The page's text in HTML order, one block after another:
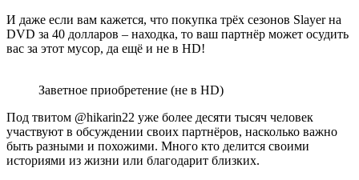
И даже если вам кажется, что покупка трёх сезонов Slayer на
DVD за 40 долларов – находка, то ваш партнёр может осудить
вас за этот мусор, да ещё и не в HD!
Заветное приобретение (не в HD)
Под твитом @hikarin22 уже более десяти тысяч человек
участвуют в обсуждении своих партнёров, насколько важно
быть разными и похожими. Много кто делится своими
историями из жизни или благодарит близких.